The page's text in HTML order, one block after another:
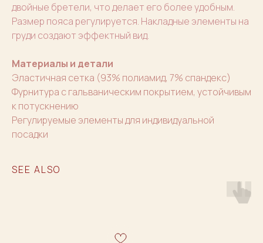
двойные бретели, что делает его более удобным.
Размер пояса регулируется. Накладные элементы на
груди создают эффектный вид.
Материалы и детали
Эластичная сетка (93% полиамид, 7% спандекс)
Фурнитура с гальваническим покрытием, устойчивым
к потускнению
Регулируемые элементы для индивидуальной
посадки
SEE ALSO